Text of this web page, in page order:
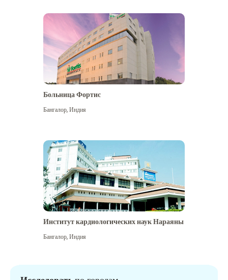
Больница Фортис
Бангалор,Индия
Институт кардиологических наук Нараяны
Бангалор,Индия